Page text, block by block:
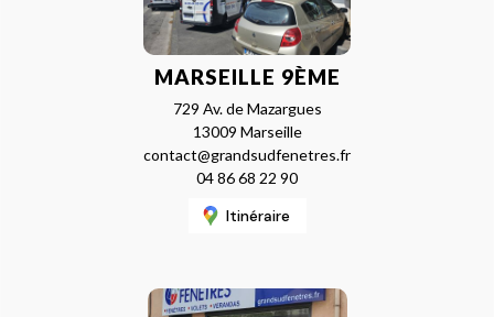
MARSEILLE 9ÈME
729 Av. de Mazargues
13009 Marseille
contact@grandsudfenetres.fr
04 86 68 22 90
Itinéraire